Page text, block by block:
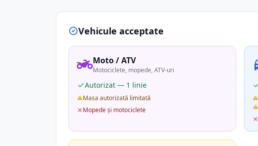
Vehicule acceptate
Moto / ATV
Motociclete, mopede, ATV-uri
Autorizat — 1 linie
Masa autorizată limitată
Mopede și motociclete